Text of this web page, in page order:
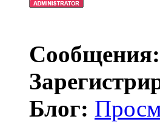
Сообщения:
Блог: